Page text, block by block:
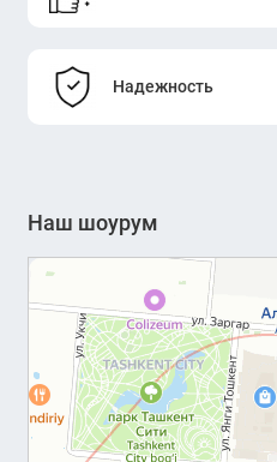
Надежность
Наш шоурум